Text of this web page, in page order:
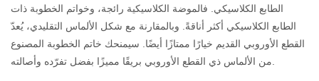
الطابع الكلاسيكي. فالموضة الكلاسيكية رائجة، وخواتم الخطوبة ذات
الطابع الكلاسيكي أكثر أناقةً. وبالمقارنة مع شكل الألماس التقليدي، يُعدّ
القطع الأوروبي القديم خيارًا ممتازًا أيضًا. سيمنحك خاتم الخطوبة المصنوع
من الألماس ذي القطع الأوروبي بريقًا مميزًا بفضل تفرّده وأصالته.